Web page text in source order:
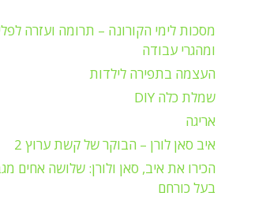
מסכות לימי הקורונה – תרומה ועזרה
ומהגרי עבודה
העצמה בתפירה לילדות
שמלת כלה DIY
אריגה
איב סאן לורן – הבוקר של קשת ערוץ 2
הכירו את איב, סאן ולורן: שלושה אחים
בעל כורחם